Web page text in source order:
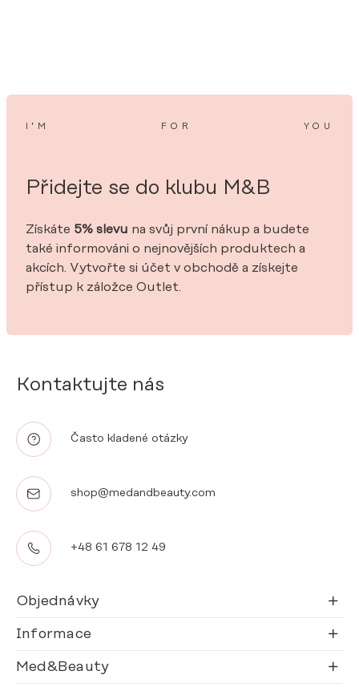
Kontaktujte nás
Často kladené otázky
shop@medandbeauty.com
+48 61 678 12 49
Objednávky
Informace
Med&Beauty
I’M FOR YOU
Přidejte se do klubu M&B
Získáte 5% slevu na svůj první nákup a budete
také informováni o nejnovějších produktech a
akcích. Vytvořte si účet v obchodě a získejte
přístup k záložce Outlet.